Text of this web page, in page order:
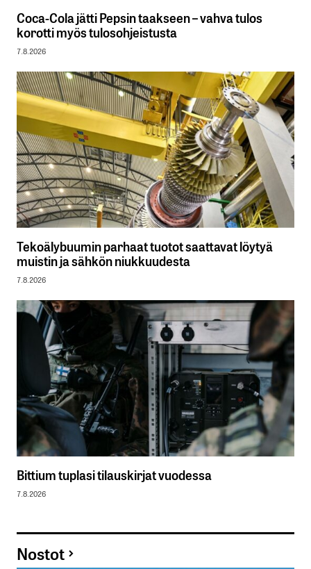
Coca-Cola jätti Pepsin taakseen – vahva tulos
korotti myös tulosohjeistusta
7.8.2026
Tekoälybuumin parhaat tuotot saattavat löytyä
muistin ja sähkön niukkuudesta
7.8.2026
Bittium tuplasi tilauskirjat vuodessa
7.8.2026
Nostot